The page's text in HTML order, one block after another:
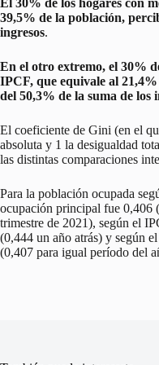
39,5% de la población,
ingresos.
En el otro extremo, el 30%
IPCF, que equivale al
del 50,3% de la suma de los
El coeficiente de Gini (en el
absoluta y 1 la desigualdad
las distintas comparaciones
Para la población ocupada
ocupación principal fue 0,406
trimestre de 2021), según el
(0,444 un año atrás) y según
(0,407 para igual período del